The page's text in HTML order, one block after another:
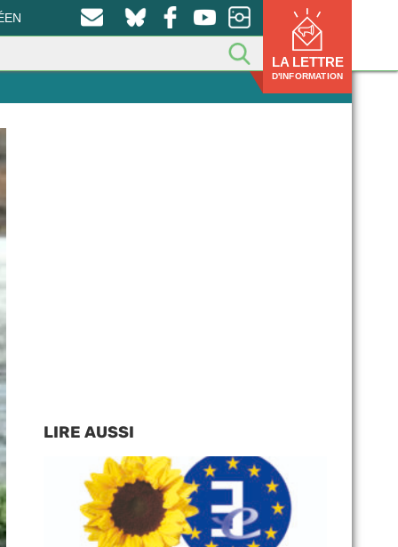
LA LETTRE
D'INFORMATION
LIRE AUSSI